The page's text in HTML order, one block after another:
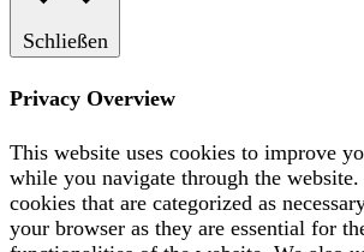
Schließen
Privacy Overview
This website uses cookies to improve
while you navigate through the
cookies that are categorized as
your browser as they are essential for